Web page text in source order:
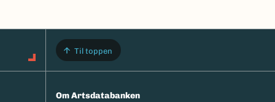
Til toppen
Om Artsdatabanken